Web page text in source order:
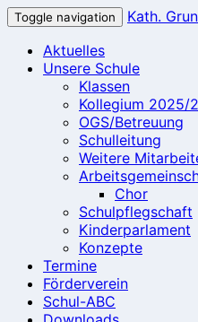
Toggle navigation
Kath.
Aktuelles
Unsere Schule
Klassen
Kollegium 2025/
OGS/Betreuung
Schulleitung
Weitere
Chor
Schulpflegschaft
Kinderparlament
Konzepte
Termine
Förderverein
Schul-ABC